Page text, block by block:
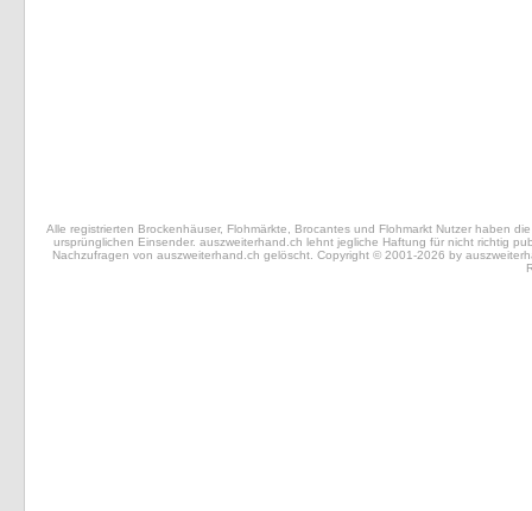
Alle registrierten Brockenhäuser, Flohmärkte, Brocantes und Flohmarkt Nutzer haben
ursprünglichen Einsender. auszweiterhand.ch lehnt jegliche Haftung für nicht richtig
Nachzufragen von auszweiterhand.ch gelöscht. Copyright © 2001-2026 by